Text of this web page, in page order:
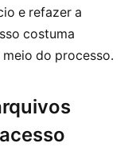
e refazer a
costuma
do processo.